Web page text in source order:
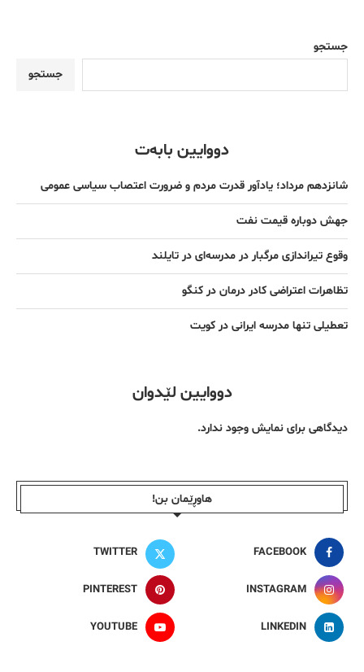
جستجو
جستجو
دووایین بابەت
شانزدهم مرداد؛ یادآور قدرت مردم و ضرورت اعتصاب سیاسی عمومی
جهش دوباره قیمت نفت
وقوع تیراندازی مرگبار در مدرسه‌ای در تایلند
تظاهرات اعتراضی کادر درمان در کنگو
تعطیلی تنها مدرسه ایرانی در کویت
دووایین لێدوان
دیدگاهی برای نمایش وجود ندارد.
هاوڕێمان بن!
FACEBOOK
TWITTER
INSTAGRAM
PINTEREST
LINKEDIN
YOUTUBE